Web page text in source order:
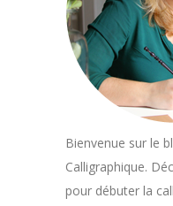
Bienvenue sur le
Calligraphique.
pour débuter la